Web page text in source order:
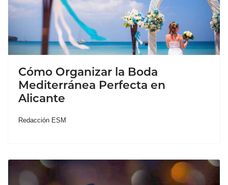
Cómo Organizar la Boda
Mediterránea Perfecta en
Alicante
Redacción ESM